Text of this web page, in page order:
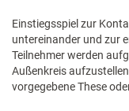
Einstiegsspiel zur
untereinander und zur
Teilnehmer werden
Außenkreis
vorgegebene These